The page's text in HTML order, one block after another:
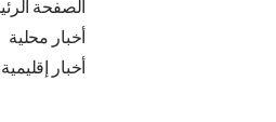
الصفحة
أخبار محلية
أخبار إقليمية